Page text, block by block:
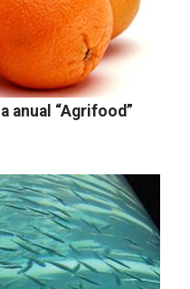
anual “Agrifood”